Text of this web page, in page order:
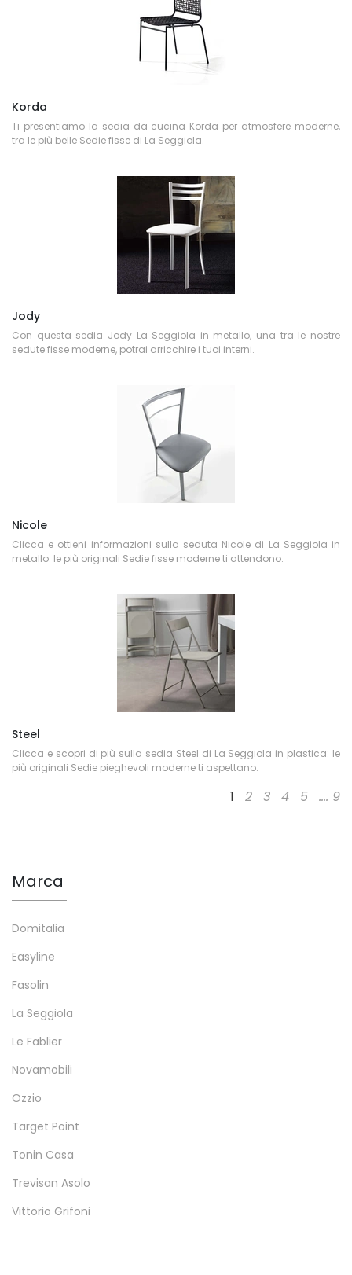
Korda
Ti presentiamo la sedia da cucina Korda per atmosfere moderne,
tra le più belle Sedie fisse di La Seggiola.
Jody
Con questa sedia Jody La Seggiola in metallo, una tra le nostre
sedute fisse moderne, potrai arricchire i tuoi interni.
Nicole
Clicca e ottieni informazioni sulla seduta Nicole di La Seggiola in
metallo: le più originali Sedie fisse moderne ti attendono.
Steel
Clicca e scopri di più sulla sedia Steel di La Seggiola in plastica: le
più originali Sedie pieghevoli moderne ti aspettano.
1 2 3 4 5 .... 9
Marca
Domitalia
Easyline
Fasolin
La Seggiola
Le Fablier
Novamobili
Ozzio
Target Point
Tonin Casa
Trevisan Asolo
Vittorio Grifoni